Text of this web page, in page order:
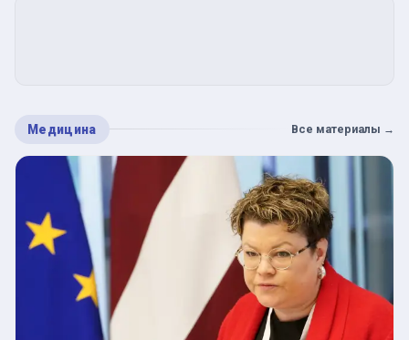
Медицина Все материалы →